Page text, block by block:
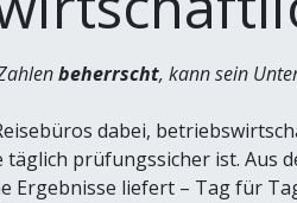
beherrscht, kann sein
dabei,
prüfungssicher ist. Aus
Ergebnisse liefert – Tag für